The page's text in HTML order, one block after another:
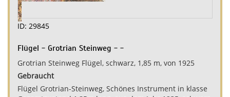
ID: 29845
Flügel - Grotrian Steinweg - -
Grotrian Steinweg Flügel, schwarz, 1,85 m, von 1925
Gebraucht
Flügel Grotrian-Steinweg, Schönes Instrument in klasse